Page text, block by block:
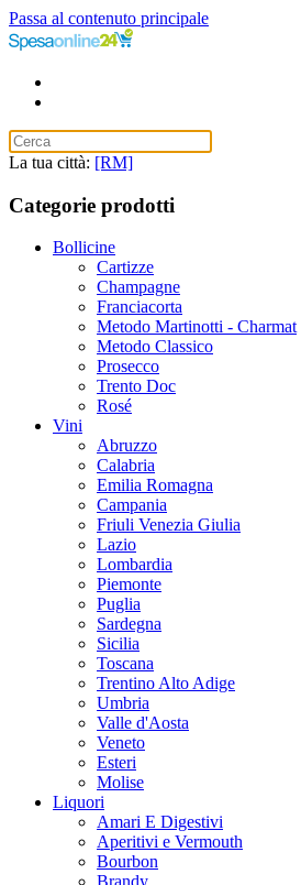
Passa al contenuto principale
La tua città: [RM]
Categorie prodotti
Bollicine
Cartizze
Champagne
Franciacorta
Metodo Martinotti - Charmat
Metodo Classico
Prosecco
Trento Doc
Rosé
Vini
Abruzzo
Calabria
Emilia Romagna
Campania
Friuli Venezia Giulia
Lazio
Lombardia
Piemonte
Puglia
Sardegna
Sicilia
Toscana
Trentino Alto Adige
Umbria
Valle d'Aosta
Veneto
Esteri
Molise
Liquori
Amari E Digestivi
Aperitivi e Vermouth
Bourbon